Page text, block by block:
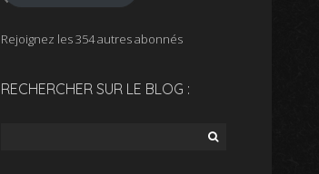
Rejoignez les 354 autres abonnés
RECHERCHER SUR LE BLOG :